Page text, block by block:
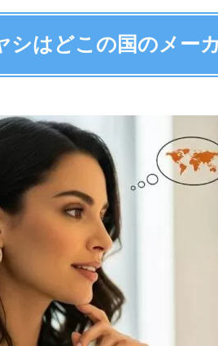
シはどこの国のメー